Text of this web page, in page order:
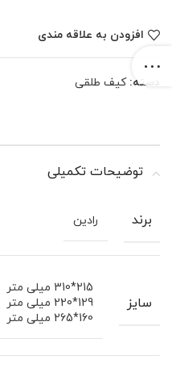
افزودن به علاقه مندی
دسته: کیف طلقی
توضیحات تکمیلی
برند رادین
سایز
215*310 میلی متر
129*220 میلی متر
160*265 میلی متر